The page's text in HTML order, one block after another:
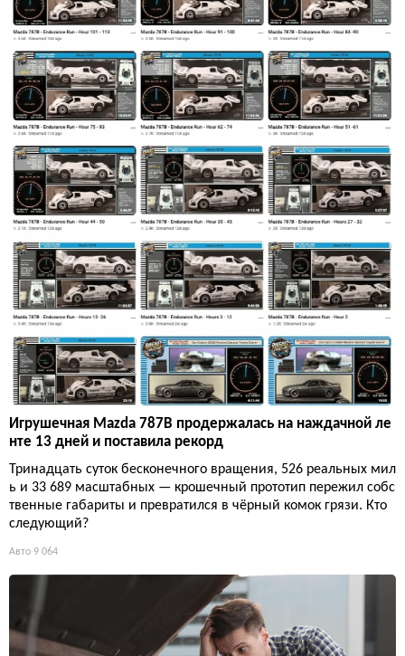
Игрушечная Mazda 787B продержалась на наждачной ле
нте 13 дней и поставила рекорд
Тринадцать суток бесконечного вращения, 526 реальных мил
ь и 33 689 масштабных — крошечный прототип пережил собс
твенные габариты и превратился в чёрный комок грязи. Кто
следующий?
Авто 9 064